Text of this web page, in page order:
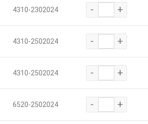
4310-2302024 - +
4310-2502024 - +
4310-2502024 - +
6520-2502024 - +